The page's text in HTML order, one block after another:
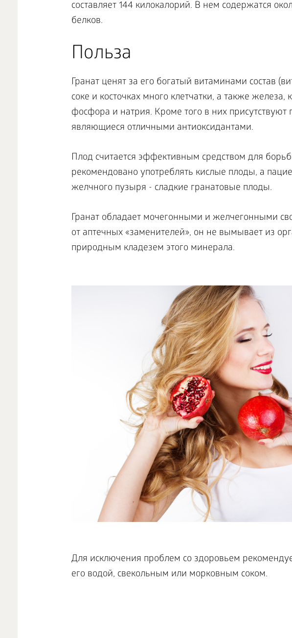
составляет 144 килокалорий. В нем содержатся
белков.
Польза
Гранат ценят за его богатый витаминами состав
соке и косточках много клетчатки, а также железа,
фосфора и натрия. Кроме того в них
являющиеся отличными антиоксидантами.
Плод считается эффективным средством для
рекомендовано употреблять кислые плоды, а
желчного пузыря - сладкие гранатовые плоды.
Гранат обладает мочегонными и желчегонными
от аптечных «заменителей», он не вымывает из
природным кладезем этого минерала.
Для исключения проблем со здоровьем
его водой, свекольным или морковным соком.